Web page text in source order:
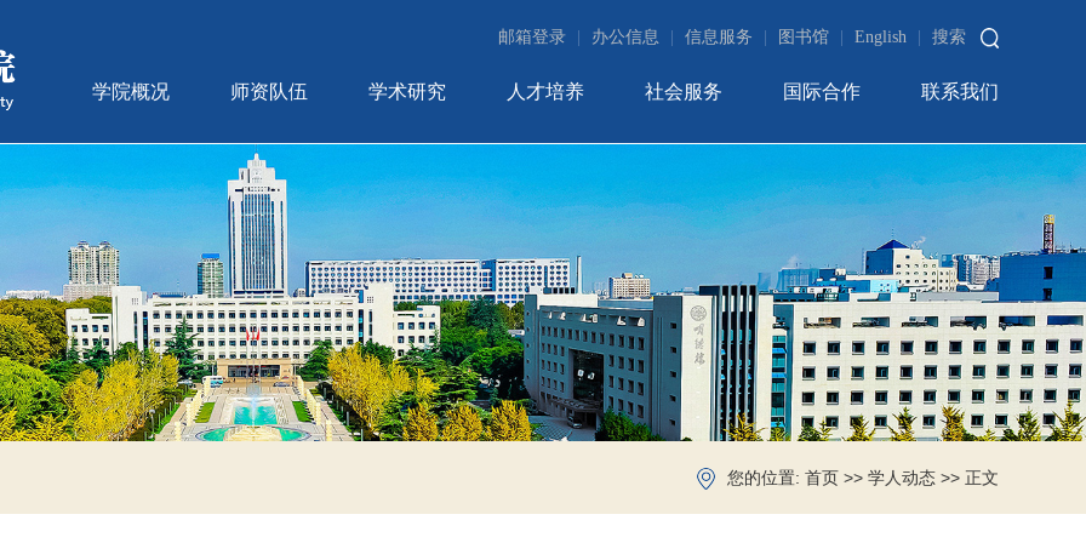
邮箱登录 办公信息 信息服务 图书馆 English 搜索
学院概况 师资队伍 学术研究 人才培养 社会服务 国际合作 联系我们
您的位置: 首页 >> 学人动态 >> 正文